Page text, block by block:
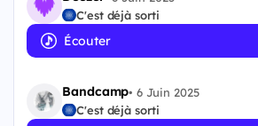
C'est déjà sorti
Écouter
Bandcamp•6 Juin 2025
C'est déjà sorti